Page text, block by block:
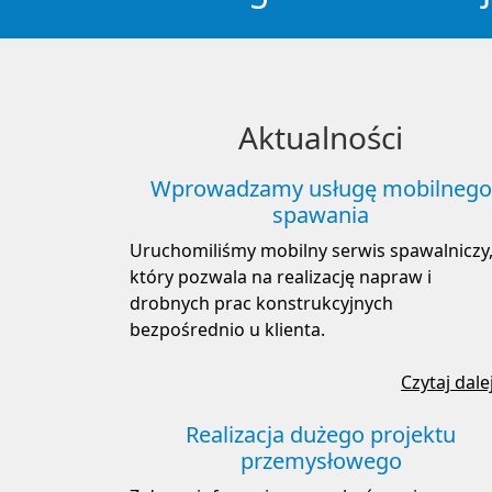
Aktualności
Wprowadzamy usługę mobilnego
spawania
Uruchomiliśmy mobilny serwis spawalniczy,
który pozwala na realizację napraw i
drobnych prac konstrukcyjnych
bezpośrednio u klienta.
Czytaj
Realizacja dużego projektu
przemysłowego